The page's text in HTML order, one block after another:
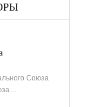
Союза